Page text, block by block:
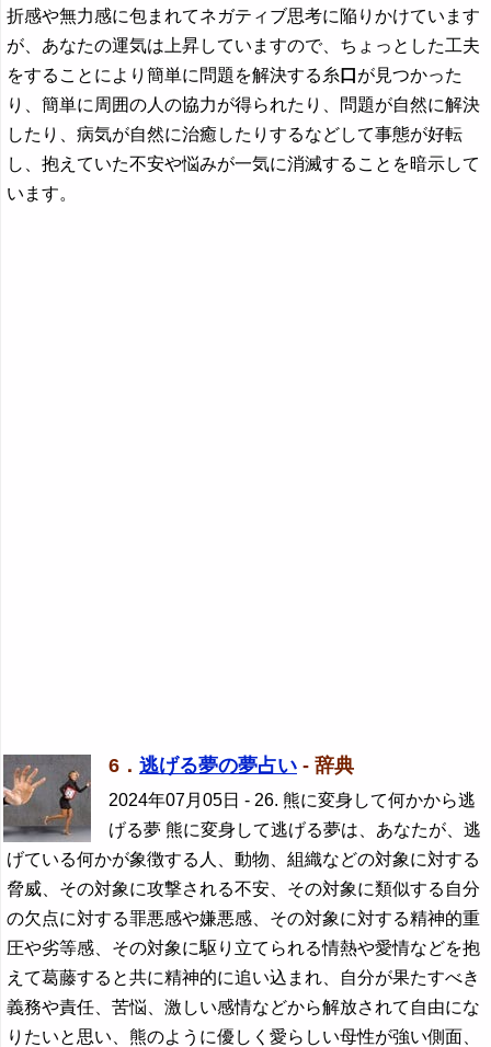
折感や無力感に包まれてネガティブ思考に陥りかけています
が、あなたの運気は上昇していますので、ちょっとした工夫
をすることにより簡単に問題を解決する糸口 が見つかった
り、簡単に周囲の人の協力が得られたり、問題が自然に解決
したり、病気が自然に治癒したりするなどして事態が好転
し、抱えていた不安や悩みが一気に消滅することを暗示して
います。
6． 逃げる夢の夢占い - 辞典
2024年07月05日 - 26. 熊に変身して何かから逃
げる夢 熊に変身して逃げる夢は、あなたが、逃
げている何かが象徴する人、動物、組織などの対象に対する
脅威、その対象に攻撃される不安、その対象に類似する自分
の欠点に対する罪悪感や嫌悪感、その対象に対する精神的重
圧や劣等感、その対象に駆り立てられる情熱や愛情などを抱
えて葛藤すると共に精神的に追い込まれ、自分が果たすべき
義務や責任、苦悩、激しい感情などから解放されて自由にな
りたいと思い、熊のように優しく愛らしい母性が強い側面、